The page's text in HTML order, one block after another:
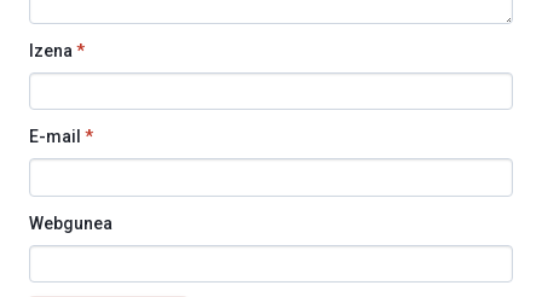
Izena *
E-mail *
Webgunea